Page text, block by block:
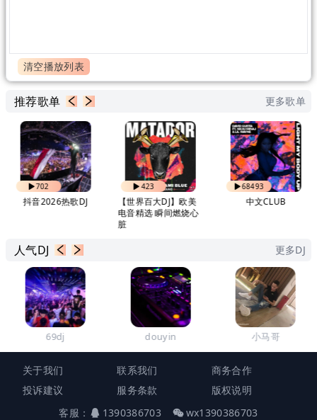
清空播放列表
推荐歌单 更多歌单
702
抖音2026热歌DJ
423
【世界百大DJ】欧美
电音精选 瞬间燃烧心
脏
68493
中文CLUB
人气DJ 更多DJ
69dj douyin 小马哥
关于我们 联系我们
商务合作
投诉建议
服务条款
版权说明
客服：
1390386703 wx1390386703